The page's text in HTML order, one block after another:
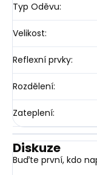
Typ Oděvu:
Velikost:
Reflexní prvky:
Rozdělení:
Zateplení:
Diskuze
Buďte první, kdo